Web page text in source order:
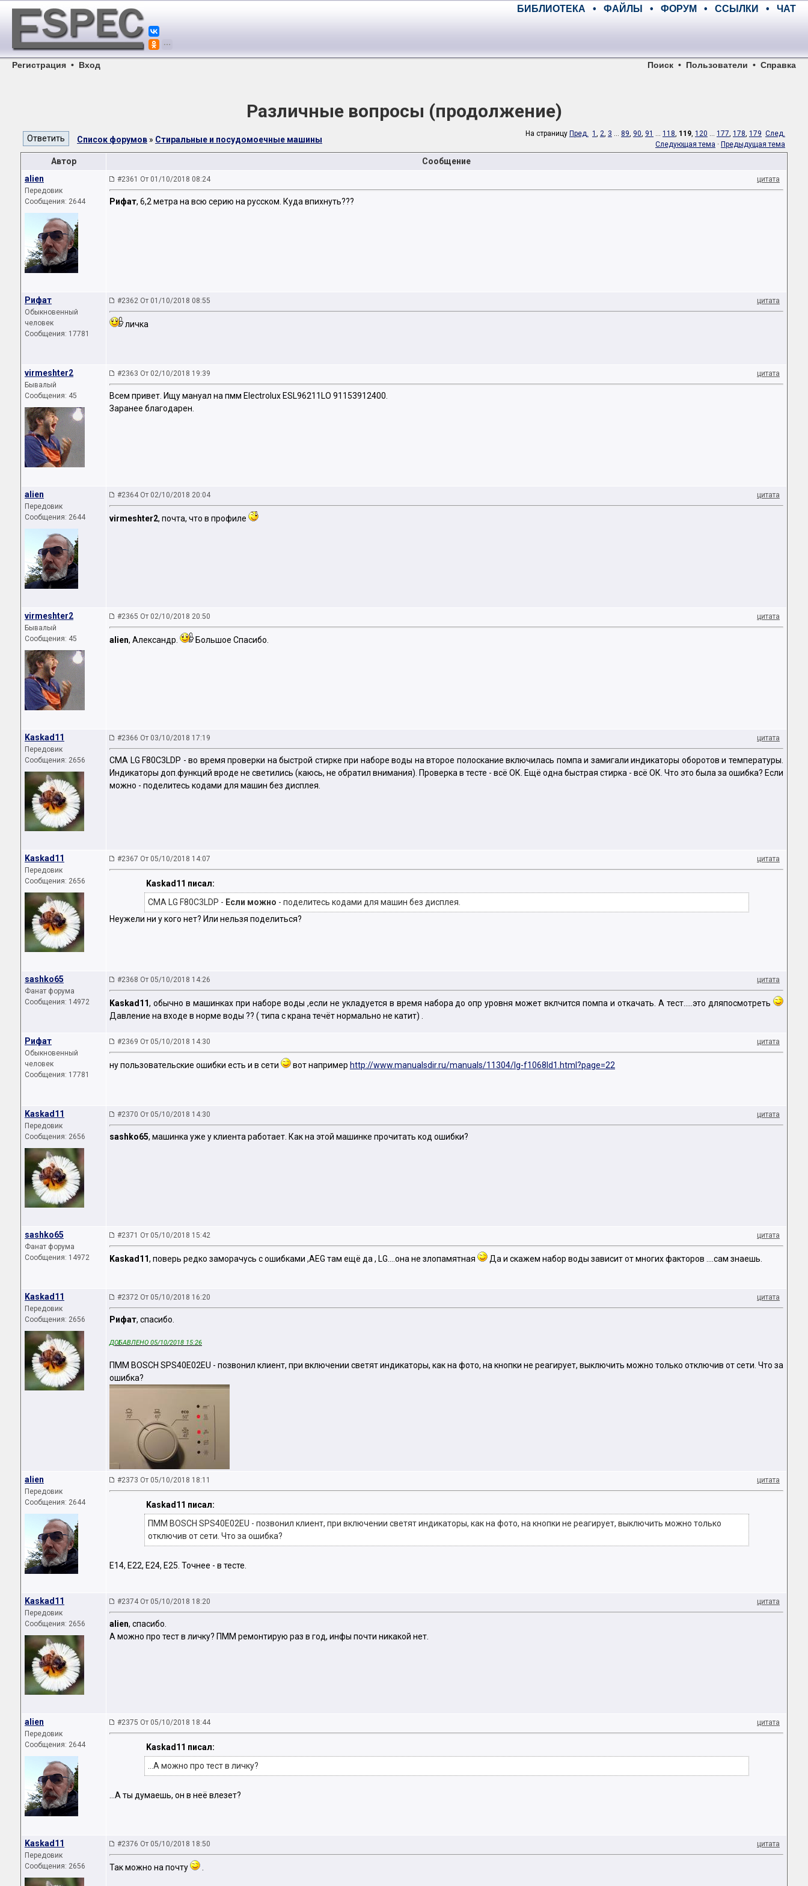
БИБЛИОТЕКА • ФАЙЛЫ • ФОРУМ • ССЫЛКИ • ЧАТ
Регистрация • Вход Поиск • Пользователи • Справка
Различные вопросы (продолжение)
Список форумов » Стиральные и посудомоечные машины
На страницу Пред. 1 , 2, 3 ... 89, 90, 91 ... 118, 119, 120 ... 177, 178, 179 След.
Следующая тема · Предыдущая тема
Автор
Сообщение
аliеn
Передовик
Сообщения: 2644
#2361 От 01/10/2018 08:24 цитата
Рифат, 6,2 метра на всю серию на русском. Куда впихнуть???
Рифат
Обыкновенный
человек
Сообщения: 17781
#2362 От 01/10/2018 08:55 цитата
личка
virmeshter2
Бывалый
Сообщения: 45
#2363 От 02/10/2018 19:39 цитата
Всем привет. Ищу мануал на пмм Electrolux ESL96211LO 91153912400.
Заранее благодарен.
аliеn
Передовик
Сообщения: 2644
#2364 От 02/10/2018 20:04 цитата
virmeshter2, почта, что в профиле
virmeshter2
Бывалый
Сообщения: 45
#2365 От 02/10/2018 20:50 цитата
аliеn, Александр. Большое Спасибо.
Kaskad11
Передовик
Сообщения: 2656
#2366 От 03/10/2018 17:19 цитата
СМА LG F80C3LDP - во время проверки на быстрой стирке при наборе воды на второе полоскание включилась помпа и замигали индикаторы оборотов и температуры.
Индикаторы доп.функций вроде не светились (каюсь, не обратил внимания). Проверка в тесте - всё ОК. Ещё одна быстрая стирка - всё ОК. Что это была за ошибка? Если
можно - поделитесь кодами для машин без дисплея.
Kaskad11
Передовик
Сообщения: 2656
#2367 От 05/10/2018 14:07 цитата
Kaskad11 писал:
СМА LG F80C3LDP - Если можно - поделитесь кодами для машин без дисплея.
Неужели ни у кого нет? Или нельзя поделиться?
sashko65
Фанат форума
Сообщения: 14972
#2368 От 05/10/2018 14:26 цитата
Kaskad11, обычно в машинках при наборе воды ,если не укладуется в время набора до опр уровня может вклчится помпа и откачать. А тест.....это дляпосмотреть
Давление на входе в норме воды ?? ( типа с крана течёт нормально не катит) .
Рифат
Обыкновенный
человек
Сообщения: 17781
#2369 От 05/10/2018 14:30 цитата
ну пользовательские ошибки есть и в сети вот например http://www.manualsdir.ru/manuals/11304/lg-f1068ld1.html?page=22
Kaskad11
Передовик
Сообщения: 2656
#2370 От 05/10/2018 14:30 цитата
sashko65, машинка уже у клиента работает. Как на этой машинке прочитать код ошибки?
sashko65
Фанат форума
Сообщения: 14972
#2371 От 05/10/2018 15:42 цитата
Kaskad11, поверь редко заморачусь с ошибками ,AEG там ещё да , LG....она не злопамятная Да и скажем набор воды зависит от многих факторов ....сам знаешь.
Kaskad11
Передовик
Сообщения: 2656
#2372 От 05/10/2018 16:20 цитата
Рифат, спасибо.
ДОБАВЛЕНО 05/10/2018 15:26
ПММ BOSCH SPS40E02EU - позвонил клиент, при включении светят индикаторы, как на фото, на кнопки не реагирует, выключить можно только отключив от сети. Что за
ошибка?
аliеn
Передовик
Сообщения: 2644
#2373 От 05/10/2018 18:11 цитата
Kaskad11 писал:
ПММ BOSCH SPS40E02EU - позвонил клиент, при включении светят индикаторы, как на фото, на кнопки не реагирует, выключить можно только
отключив от сети. Что за ошибка?
Е14, Е22, Е24, Е25. Точнее - в тесте.
Kaskad11
Передовик
Сообщения: 2656
#2374 От 05/10/2018 18:20 цитата
аliеn, спасибо.
А можно про тест в личку? ПММ ремонтирую раз в год, инфы почти никакой нет.
аliеn
Передовик
Сообщения: 2644
#2375 От 05/10/2018 18:44 цитата
Kaskad11 писал:
...А можно про тест в личку?
...А ты думаешь, он в неё влезет?
Kaskad11
Передовик
Сообщения: 2656
#2376 От 05/10/2018 18:50 цитата
Так можно на почту .